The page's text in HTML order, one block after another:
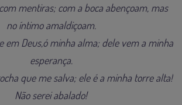
mentiras; com a boca abençoam, mas
no íntimo amaldiçoam.
em Deus,ó minha alma; dele vem a minha
esperança.
que me salva; ele é a minha torre alta!
Não serei abalado!